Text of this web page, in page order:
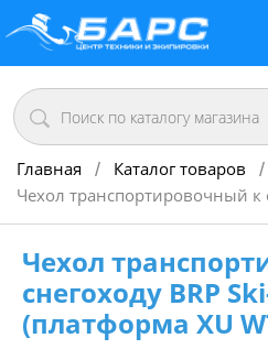
Главная / Каталог товаров /
Чехол транспортировочный к
Чехол
снегоходу BRP
(платформа XU